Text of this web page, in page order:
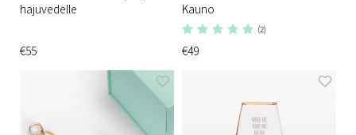
hajuvedelle
€55
Kauno
(2)
€49